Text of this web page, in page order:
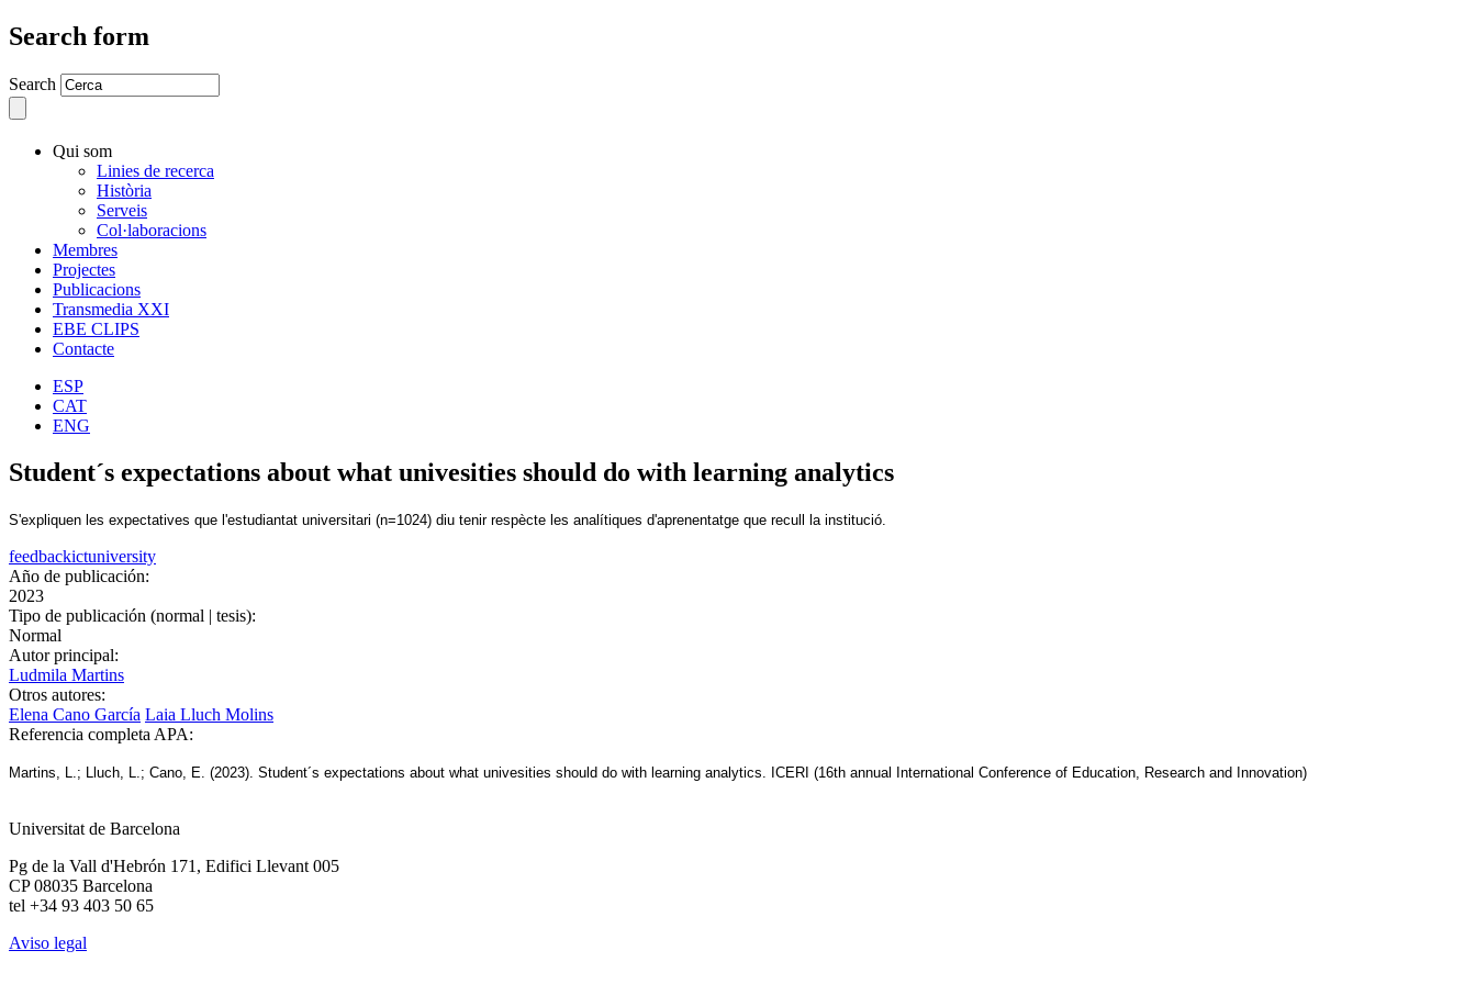
Search form
Search
Qui som
Linies de recerca
Història
Serveis
Col·laboracions
Membres
Projectes
Publicacions
Transmedia XXI
EBE CLIPS
Contacte
ESP
CAT
ENG
Student´s expectations about what univesities should do with learning analytics
S'expliquen les expectatives que l'estudiantat universitari (n=1024) diu tenir respècte les analítiques d'aprenentatge que recull la institució.
feedbackictuniversity
Año de publicación:
2023
Tipo de publicación (normal | tesis):
Normal
Autor principal:
Ludmila Martins
Otros autores:
Elena Cano García Laia Lluch Molins
Referencia completa APA:
Martins, L.; Lluch, L.; Cano, E. (2023). Student´s expectations about what univesities should do with learning analytics. ICERI (16th annual International Conference of Education, Research and Innovation)
Universitat de Barcelona
Pg de la Vall d'Hebrón 171, Edifici Llevant 005
CP 08035 Barcelona
tel +34 93 403 50 65
Aviso legal